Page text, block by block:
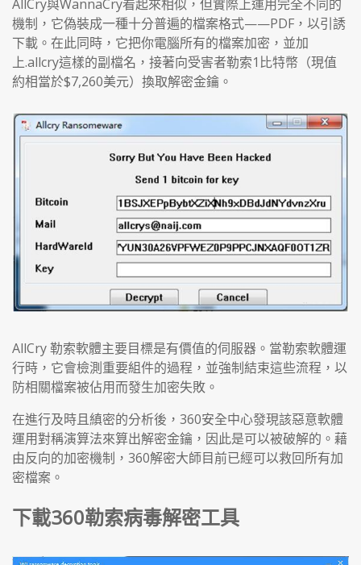
AllCry與WannaCry看起來相似，但實際上運用完全不同的
機制，它偽裝成一種十分普遍的檔案格式——PDF，以引誘
下載。在此同時，它把你電腦所有的檔案加密，並加
上.allcry這樣的副檔名，接著向受害者勒索1比特幣（現值
約相當於$7,260美元）換取解密金鑰。
AllCry 勒索軟體主要目標是有價值的伺服器。當勒索軟體運
行時，它會檢測重要組件的過程，並強制結束這些流程，以
防相關檔案被佔用而發生加密失敗。
在進行及時且縝密的分析後，360安全中心發現該惡意軟體
運用對稱演算法來算出解密金鑰，因此是可以被破解的。藉
由反向的加密機制，360解密大師目前已經可以救回所有加
密檔案。
下載360勒索病毒解密工具